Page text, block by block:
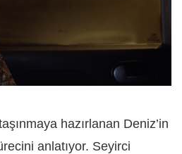
hazırlanan Deniz’in
anlatıyor. Seyirci